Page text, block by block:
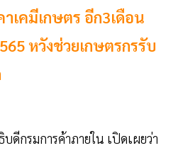
เคมีเกษตร อีก3เดือน
หวังช่วยเกษตรกรรับ
ดีกรมการค้าภายใน เปิดเผยว่า